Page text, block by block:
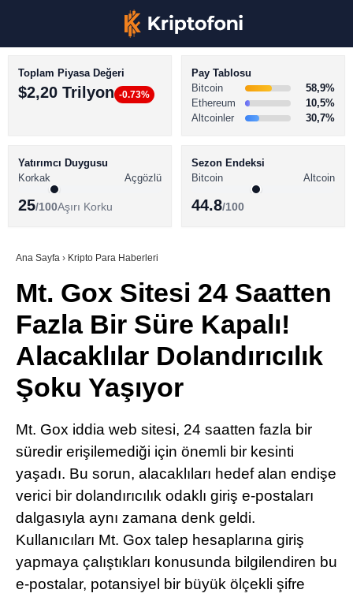
Youtube
TikTok
BİTCOİN HABERLERİ
ALTCOİN HABERLERİ
SÖZLÜK
Toplam Piyasa Değeri
$2,20 Trilyon -0.73%
Pay Tablosu
Bitcoin
58,9%
Ethereum
10,5%
Altcoinler
30,7%
Yatırımcı Duygusu
Korkak
Açgözlü
25/100Aşırı Korku
Sezon Endeksi
Bitcoin
Altcoin
44.8/100
Ana Sayfa › Kripto Para Haberleri
Mt. Gox Sitesi 24 Saatten
Fazla Bir Süre Kapalı!
Alacaklılar Dolandırıcılık
Şoku Yaşıyor
Mt. Gox iddia web sitesi, 24 saatten fazla bir
süredir erişilemediği için önemli bir kesinti
yaşadı. Bu sorun, alacaklıları hedef alan endişe
verici bir dolandırıcılık odaklı giriş e-postaları
dalgasıyla aynı zamana denk geldi.
Kullanıcıları Mt. Gox talep hesaplarına giriş
yapmaya çalıştıkları konusunda bilgilendiren bu
e-postalar, potansiyel bir büyük ölçekli şifre